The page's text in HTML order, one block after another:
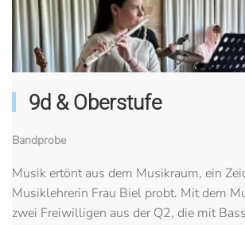
9d & Oberstufe
Bandprobe
Musik ertönt aus dem Musikraum, ein
Musiklehrerin Frau Biel probt. Mit dem
zwei Freiwilligen aus der Q2, die mit